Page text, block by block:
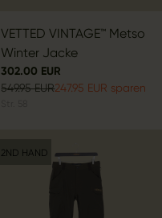
VETTED VINTAGE™ Metso
Winter Jacke
302.00 EUR
549.95 EUR247.95 EUR sparen
2ND HAND